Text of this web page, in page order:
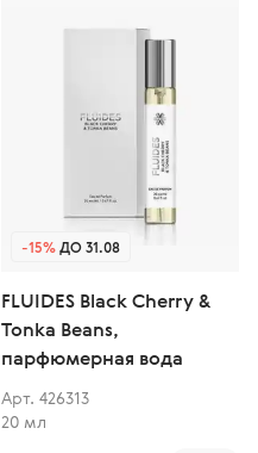
-15%ДО 31.08
FLUIDES Black Cherry &
Tonka Beans,
парфюмерная вода
Арт. 426313
20 мл